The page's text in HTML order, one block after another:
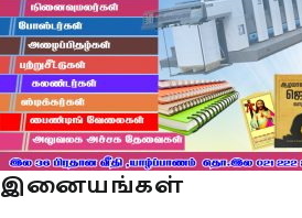
இனையங்கள்